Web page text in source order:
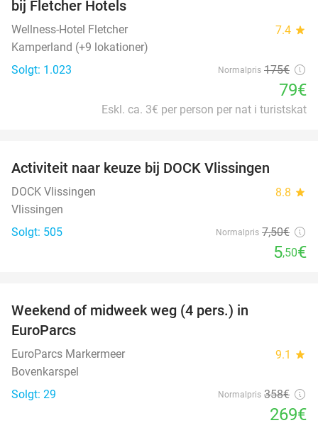
bij Fletcher Hotels
Wellness-Hotel Fletcher 7.4 star
Kamperland (+9 lokationer)
Solgt: 1.023
Normalpris 175€
79€
Eskl. ca. 3€ per person per nat i turistskat
Activiteit naar keuze bij DOCK Vlissingen
DOCK Vlissingen 8.8 star
Vlissingen
Solgt: 505
Normalpris 7,50€
5,50€
Weekend of midweek weg (4 pers.) in
EuroParcs
EuroParcs Markermeer 9.1 star
Bovenkarspel
Solgt: 29
Normalpris 358€
269€